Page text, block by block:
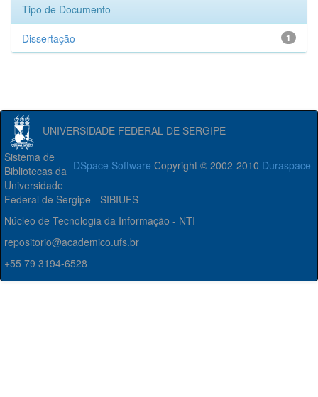
Tipo de Documento
1
Dissertação
UNIVERSIDADE FEDERAL DE SERGIPE
DSpace Software Copyright © 2002-2010 Duraspace
Sistema de
Bibliotecas da
Universidade
Federal de Sergipe - SIBIUFS
Núcleo de Tecnologia da Informação - NTI
repositorio@academico.ufs.br
+55 79 3194-6528